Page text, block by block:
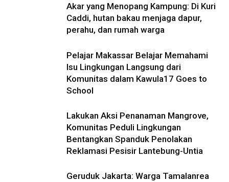
Akar yang Menopang Kampung: Di Kuri
Caddi, hutan bakau menjaga dapur,
perahu, dan rumah warga
Pelajar Makassar Belajar Memahami
Isu Lingkungan Langsung dari
Komunitas dalam Kawula17 Goes to
School
Lakukan Aksi Penanaman Mangrove,
Komunitas Peduli Lingkungan
Bentangkan Spanduk Penolakan
Reklamasi Pesisir Lantebung-Untia
Geruduk Jakarta: Warga Tamalanrea